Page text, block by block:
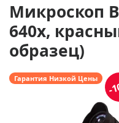
Микроскоп
640x,
образец)
Гарантия Низкой Цены -